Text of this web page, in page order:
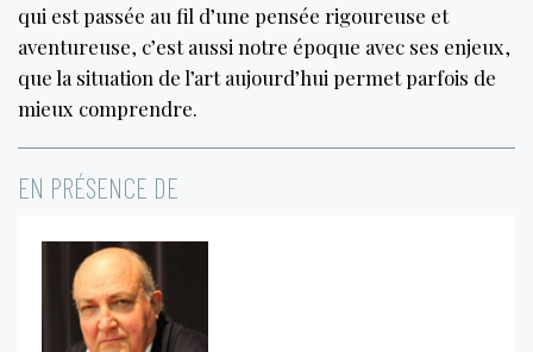
qui est passée au fil d’une pensée rigoureuse et
aventureuse, c’est aussi notre époque avec ses enjeux,
que la situation de l’art aujourd’hui permet parfois de
mieux comprendre.
EN PRÉSENCE DE